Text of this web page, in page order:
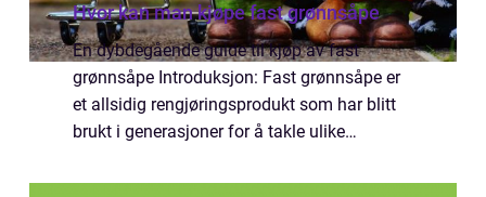
Hvor kan man kjøpe fast grønnsåpe
En dybdegående guide til kjøp av fast
grønnsåpe Introduksjon: Fast grønnsåpe er
et allsidig rengjøringsprodukt som har blitt
brukt i generasjoner for å takle ulike
av kjøkkenet, badet eller vaskerommet, kan...